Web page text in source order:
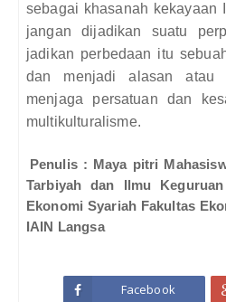
sebagai khasanah kekayaan
jangan dijadikan suatu
jadikan perbedaan itu
dan menjadi alasan atau
menjaga persatuan dan
multikulturalisme.
Penulis : Maya pitri
Tarbiyah dan Ilmu
Ekonomi Syariah Fakultas
IAIN Langsa
Facebook